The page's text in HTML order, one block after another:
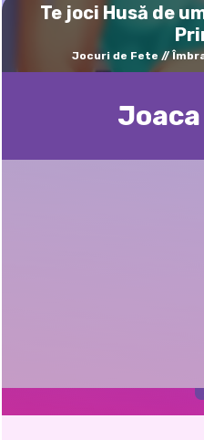
Te joci Husă de
Jocuri de Fete